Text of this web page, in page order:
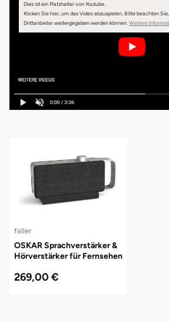
Dies ist ein Platzhalter von Youtube.
Klicken Sie hier, um das Video abzuspielen. Bitte beachten
Drittanbieter weitergegeben werden können.Weitere
faller
OSKAR Sprachverstärker &
Hörverstärker für Fernsehen
269,00 €